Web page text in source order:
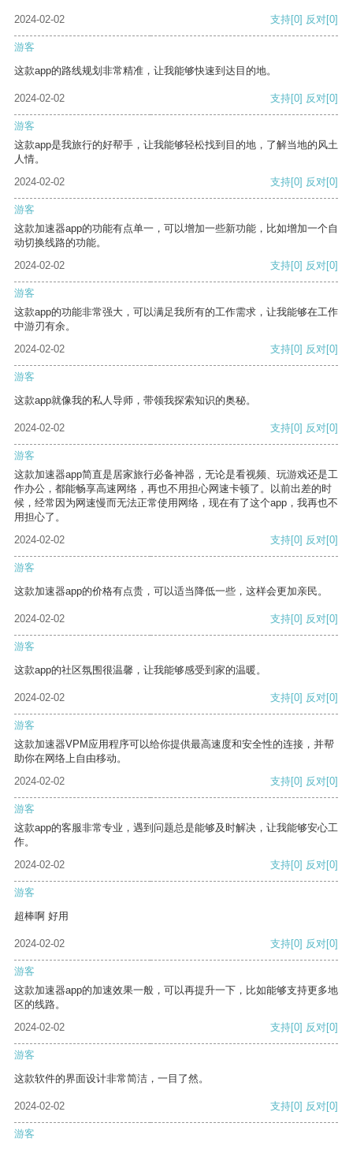
2024-02-02 支持[0] 反对[0]
游客
这款app的路线规划非常精准，让我能够快速到达目的地。
2024-02-02 支持[0] 反对[0]
游客
这款app是我旅行的好帮手，让我能够轻松找到目的地，了解当地的风土
人情。
2024-02-02
支持[0] 反对[0]
游客
这款加速器app的功能有点单一，可以增加一些新功能，比如增加一个自
动切换线路的功能。
2024-02-02
支持[0] 反对[0]
游客
这款app的功能非常强大，可以满足我所有的工作需求，让我能够在工作
中游刃有余。
2024-02-02
支持[0] 反对[0]
游客
这款app就像我的私人导师，带领我探索知识的奥秘。
2024-02-02 支持[0] 反对[0]
游客
这款加速器app简直是居家旅行必备神器，无论是看视频、玩游戏还是工
作办公，都能畅享高速网络，再也不用担心网速卡顿了。以前出差的时
候，经常因为网速慢而无法正常使用网络，现在有了这个app，我再也不
用担心了。
2024-02-02
支持[0] 反对[0]
游客
这款加速器app的价格有点贵，可以适当降低一些，这样会更加亲民。
2024-02-02 支持[0] 反对[0]
游客
这款app的社区氛围很温馨，让我能够感受到家的温暖。
2024-02-02 支持[0] 反对[0]
游客
这款加速器VPM应用程序可以给你提供最高速度和安全性的连接，并帮
助你在网络上自由移动。
2024-02-02
支持[0] 反对[0]
游客
这款app的客服非常专业，遇到问题总是能够及时解决，让我能够安心工
作。
2024-02-02
支持[0] 反对[0]
游客
超棒啊 好用
2024-02-02 支持[0] 反对[0]
游客
这款加速器app的加速效果一般，可以再提升一下，比如能够支持更多地
区的线路。
2024-02-02
支持[0] 反对[0]
游客
这款软件的界面设计非常简洁，一目了然。
2024-02-02 支持[0] 反对[0]
游客